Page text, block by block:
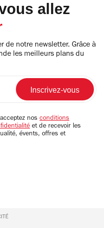
allez
de notre newsletter. Grâce à
les meilleurs plans du
nos conditions
et de recevoir les
évents, offres et